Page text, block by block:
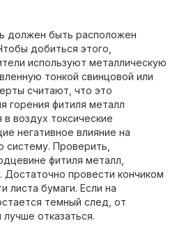
должен быть расположен
добиться этого,
используют металлическую
тонкой свинцовой или
считают, что это
горения фитиля металл
воздух токсические
негативное влияние на
Проверить,
фитиля металл,
Достаточно провести кончиком
листа бумаги. Если на
темный след, от
лучше отказаться.